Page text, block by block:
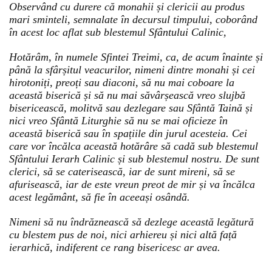
Observând cu durere că monahii și clericii au produs
mari sminteli, semnalate în decursul timpului, coborând
în acest loc aflat sub blestemul Sfântului Calinic,
Hotărâm, în numele Sfintei Treimi, ca, de acum înainte și
până la sfârșitul veacurilor, nimeni dintre monahi și cei
hirotoniți, preoți sau diaconi, să nu mai coboare la
această biserică și să nu mai săvârșească vreo slujbă
bisericească, molitvă sau dezlegare sau Sfântă Taină și
nici vreo Sfântă Liturghie să nu se mai oficieze în
această biserică sau în spațiile din jurul acesteia. Cei
care vor încălca această hotărâre să cadă sub blestemul
Sfântului Ierarh Calinic și sub blestemul nostru. De sunt
clerici, să se caterisească, iar de sunt mireni, să se
afurisească, iar de este vreun preot de mir și va încălca
acest legământ, să fie în aceeași osândă.
Nimeni să nu îndrăznească să dezlege această legătură
cu blestem pus de noi, nici arhiereu și nici altă față
ierarhică, indiferent ce rang bisericesc ar avea.